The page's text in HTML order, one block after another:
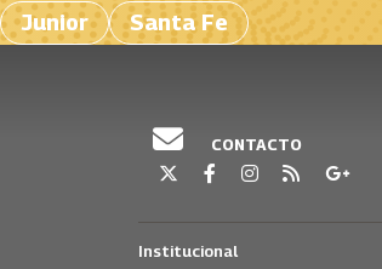
Junior
Santa Fe
CONTACTO
Institucional